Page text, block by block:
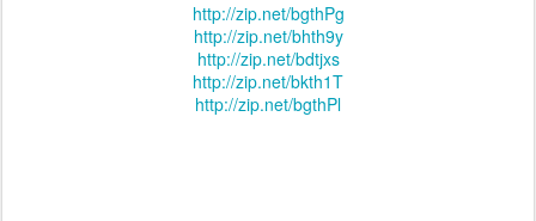
http://zip.net/bgthPg
http://zip.net/bhth9y
http://zip.net/bdtjxs
http://zip.net/bkth1T
http://zip.net/bgthPl